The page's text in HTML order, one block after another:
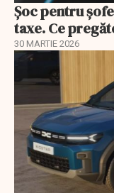
Șoc pentru
taxe. Ce
30 MARTIE 2026